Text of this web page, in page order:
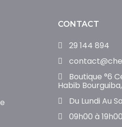
CONTACT
29 144 894
Boutique °6
Habib
Du Lundi Au
09h00 à 19h00